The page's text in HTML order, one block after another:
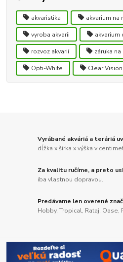
akvaristika akvarium na
vyroba akvarii akvarium
rozvoz akvarií záruka na
Opti-White Clear Vision
Vyrábané akváriá a teráriá
dĺžka x šírka x výška v
Za kvalitu ručíme, a preto
iba vlastnou dopravou.
Predávame len overené
Hobby, Tropical, Rataj, Oase,